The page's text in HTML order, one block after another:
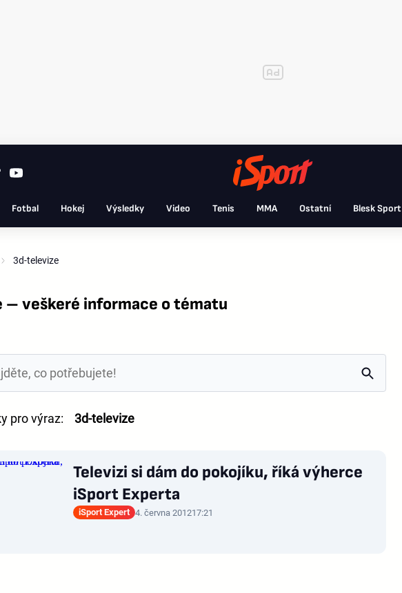
Fotbal Hokej Výsledky Video Tenis MMA Ostatní Blesk Sport
3d-televize
veškeré informace o tématu
pro výraz: 3d-televize
Televizi si dám do pokojíku, říká výherce
iSport Experta
iSport Expert 4. června 201217:21